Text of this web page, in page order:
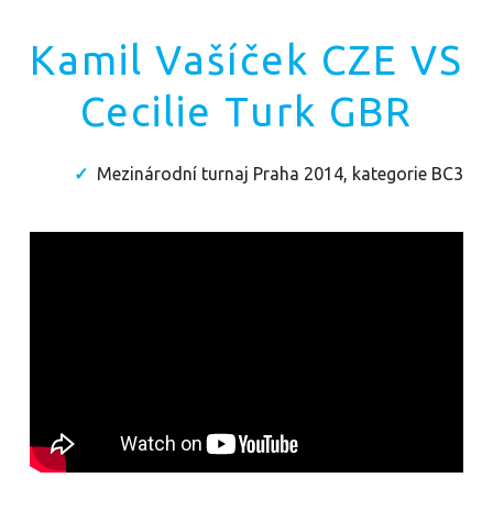
Kamil Vašíček CZE VS
Cecilie Turk GBR
Mezinárodní turnaj Praha 2014, kategorie BC3